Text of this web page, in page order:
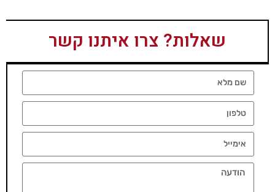
שאלות? צרו איתנו קשר